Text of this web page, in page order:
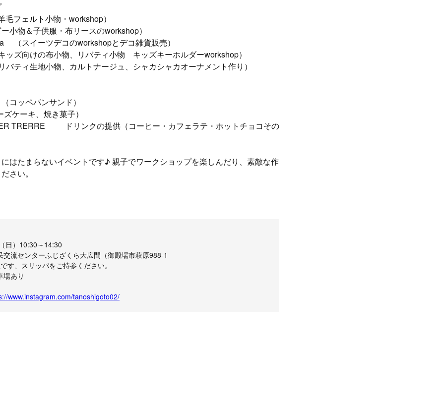
フェルト小物・workshop）
小物＆子供服・布リースのworkshop）
（スイーツデコのworkshopとデコ雑貨販売）
ズ向けの布小物、リバティ小物 キッズキーホルダーworkshop）
ティ生地小物、カルトナージュ、シャカシャカオーナメント作り）
ッペパンサンド）
ケーキ、焼き菓子）
TRERRE ドリンクの提供（コーヒー・カフェラテ・ホットチョコその
はたまらないイベントです♪ 親子でワークショップを楽しんだり、素敵な作
さい。
日）10:30～14:30
交流センターふじざくら大広間（御殿場市萩原988-1
す、スリッパをご持参ください。
場あり
www.instagram.com/tanoshigoto02/